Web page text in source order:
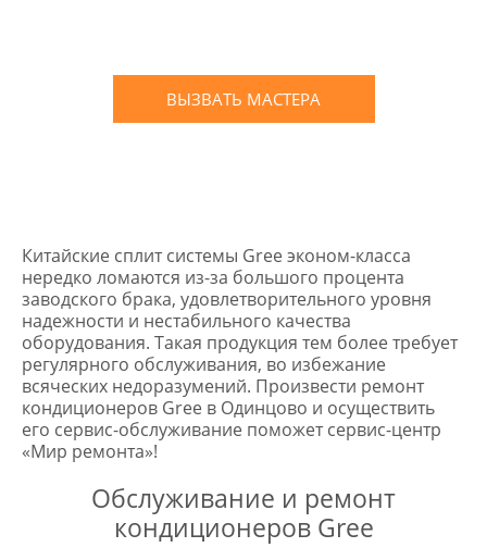
ВЫЗВАТЬ МАСТЕРА
Китайские сплит системы Gree эконом-класса
нередко ломаются из-за большого процента
заводского брака, удовлетворительного уровня
надежности и нестабильного качества
оборудования. Такая продукция тем более требует
регулярного обслуживания, во избежание
всяческих недоразумений. Произвести ремонт
кондиционеров Gree в Одинцово и осуществить
его сервис-обслуживание поможет сервис-центр
«Мир ремонта»!
Обслуживание и ремонт
кондиционеров Gree